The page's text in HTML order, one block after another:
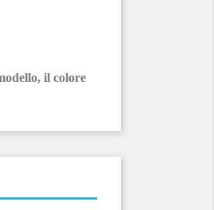
il colore